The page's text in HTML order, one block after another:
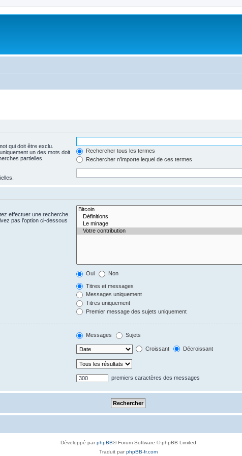
qui doit être exclu.
un des mots doit
partielles.
Rechercher tous les termes
Rechercher n’importe lequel de ces termes
effectuer une recherche.
pas l’option ci-dessous
Oui Non
Titres et messages
Messages uniquement
Titres uniquement
Premier message des sujets uniquement
Messages Sujets
Croissant Décroissant
premiers caractères des messages
Développé parphpBB® Forum Software © phpBB Limited
Traduit parphpBB-fr.com